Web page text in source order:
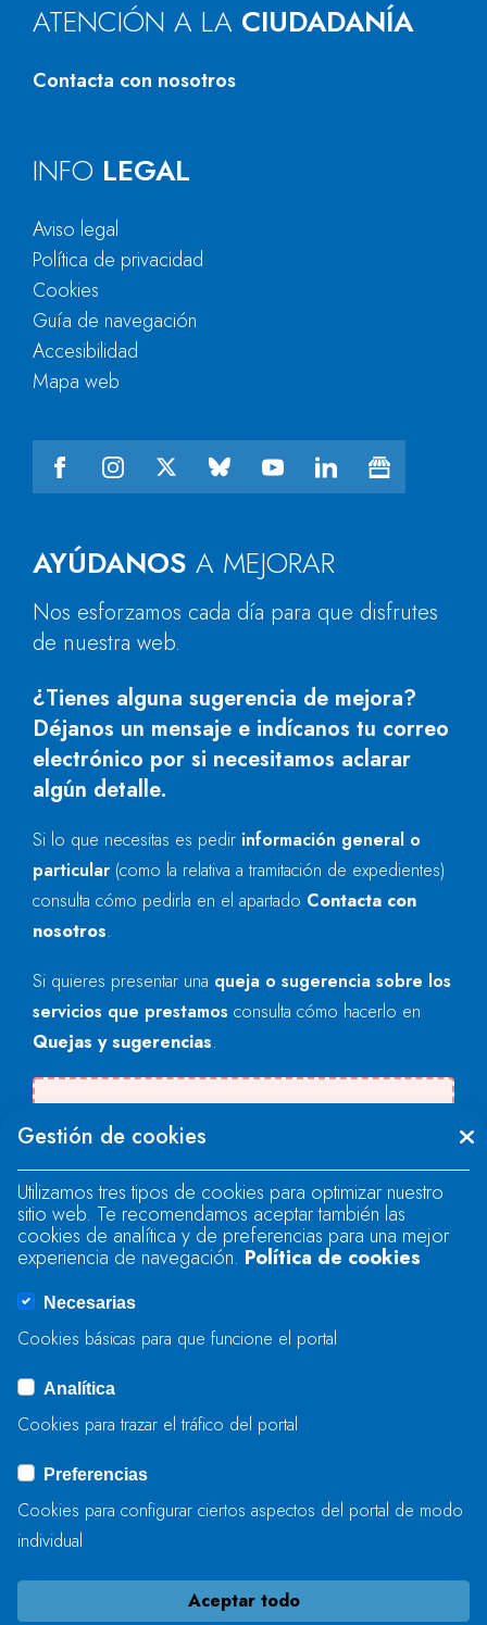
ATENCIÓN A LA CIUDADANÍA
Contacta con nosotros
AYÚDANOS A MEJORAR
Nos esforzamos cada día para que disfrutes
de nuestra web.
¿Tienes alguna sugerencia de mejora?
Déjanos un mensaje e indícanos tu correo
electrónico por si necesitamos aclarar
algún detalle.
Si lo que necesitas es pedir información general o
particular (como la relativa a tramitación de expedientes)
consulta cómo pedirla en el apartado Contacta con
nosotros.
Si quieres presentar una queja o sugerencia sobre los
servicios que prestamos consulta cómo hacerlo en
Quejas y sugerencias.
"text".
Se produjo un error al cargar el campo
"text".
Se produjo un error al cargar el campo
ENVIAR
INFO LEGAL
Aviso legal
Política de privacidad
Cookies
Guía de navegación
Accesibilidad
Mapa web
Gestión de cookies
Utilizamos tres tipos de cookies para optimizar nuestro
sitio web. Te recomendamos aceptar también las
cookies de analítica y de preferencias para una mejor
experiencia de navegación. Política de cookies
Necesarias
Cookies básicas para que funcione el portal
Analítica
Cookies para trazar el tráfico del portal
Preferencias
Cookies para configurar ciertos aspectos del portal de modo
individual
Aceptar todo